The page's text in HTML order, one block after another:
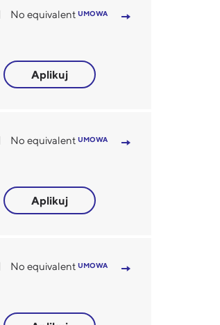
No equivalent UMOWA
Aplikuj
No equivalent UMOWA
Aplikuj
No equivalent UMOWA